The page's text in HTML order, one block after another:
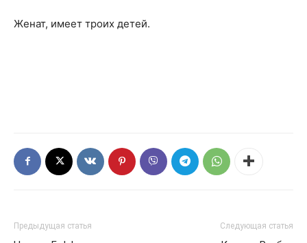
Женат, имеет троих детей.
Предыдущая статья Следующая статья